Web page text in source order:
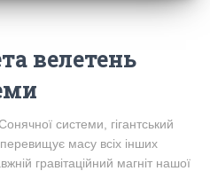
велетень
системи, гігантський
масу всіх інших
гравітаційний магніт нашої